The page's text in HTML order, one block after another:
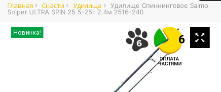
Главная Cнасти Удилища
Удилище Спиннинговое Salmo
Sniper ULTRA SPIN 25 5-25г 2.4м 2516-240
Новинка!